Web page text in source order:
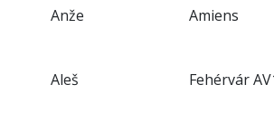
Anže Amiens
Aleš Fehérvár